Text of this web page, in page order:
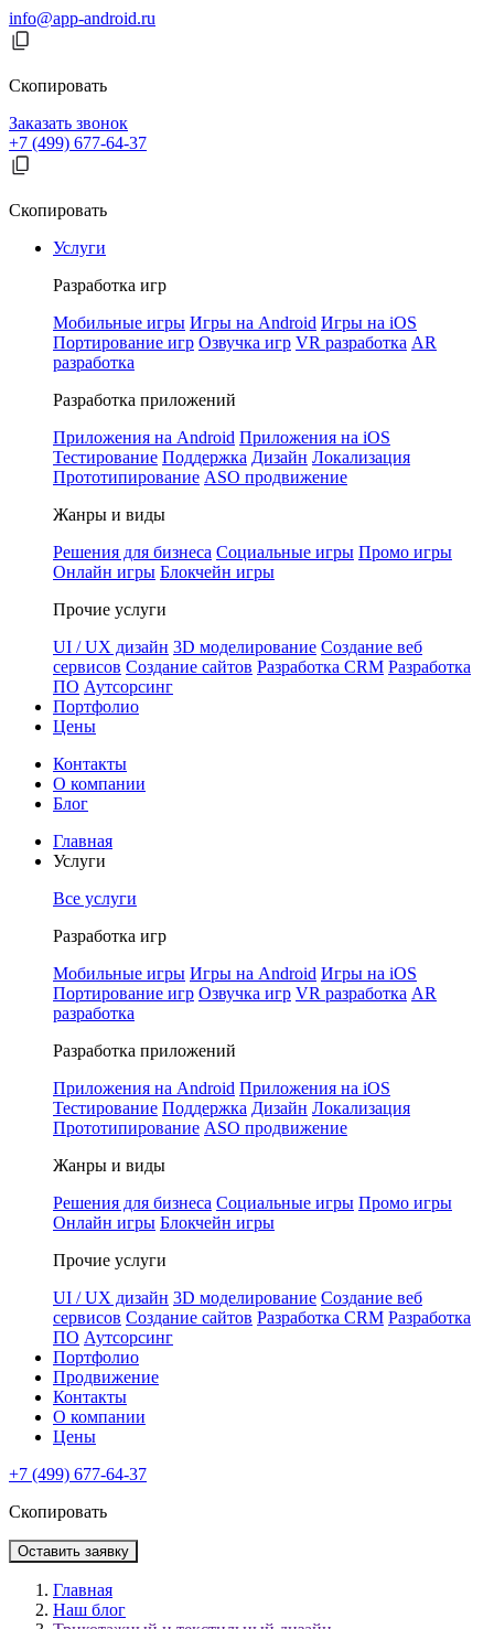
info@app-android.ru
Скопировать
Заказать звонок
+7 (499) 677-64-37
Скопировать
Услуги
Разработка игр
Мобильные игры Игры на Android Игры на iOS
Портирование игр Озвучка игр VR разработка AR
разработка
Разработка приложений
Приложения на Android Приложения на iOS
Тестирование Поддержка Дизайн Локализация
Прототипирование ASO продвижение
Жанры и виды
Решения для бизнеса Социальные игры Промо игры
Онлайн игры Блокчейн игры
Прочие услуги
UI / UX дизайн 3D моделирование Создание веб
сервисов Создание сайтов Разработка CRM Разработка
ПО Аутсорсинг
Портфолио
Цены
Контакты
О компании
Блог
Главная
Услуги
Все услуги
Разработка игр
Мобильные игры Игры на Android Игры на iOS
Портирование игр Озвучка игр VR разработка AR
разработка
Разработка приложений
Приложения на Android Приложения на iOS
Тестирование Поддержка Дизайн Локализация
Прототипирование ASO продвижение
Жанры и виды
Решения для бизнеса Социальные игры Промо игры
Онлайн игры Блокчейн игры
Прочие услуги
UI / UX дизайн 3D моделирование Создание веб
сервисов Создание сайтов Разработка CRM Разработка
ПО Аутсорсинг
Портфолио
Продвижение
Контакты
О компании
Цены
+7 (499) 677-64-37
Скопировать
Оставить заявку
Главная
Наш блог